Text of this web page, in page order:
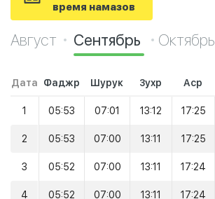
время намазов
Август Сентябрь Октябрь
Дата Фаджр Шурук Зухр Аср
1 05:53 07:01 13:12 17:25
2 05:53 07:00 13:11 17:25
3 05:52 07:00 13:11 17:24
4 05:52 07:00 13:11 17:24